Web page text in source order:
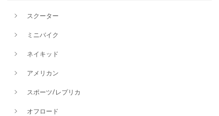
スクーター
ミニバイク
ネイキッド
アメリカン
スポーツ/レプリカ
オフロード
価格